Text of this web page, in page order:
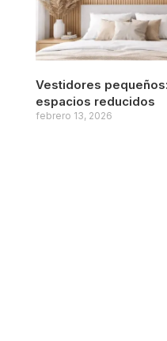
Vestidores
espacios reducidos
febrero 13, 2026